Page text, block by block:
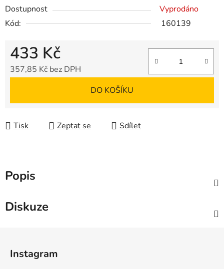
Dostupnost
Vyprodáno
Kód:
160139
433 Kč
357,85 Kč bez DPH
DO KOŠÍKU
Tisk Zeptat se Sdílet
Popis
Diskuze
Instagram